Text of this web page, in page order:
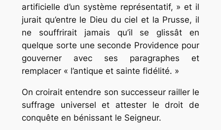
artificielle d’un système représentatif, » et il
jurait qu’entre le Dieu du ciel et la Prusse, il
ne souffrirait jamais qu’il se glissât en
quelque sorte une seconde Providence pour
gouverner avec ses paragraphes et
remplacer « l’antique et sainte fidélité. »
On croirait entendre son successeur railler le
suffrage universel et attester le droit de
conquête en bénissant le Seigneur.